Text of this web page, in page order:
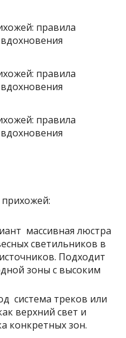
массивная люстра
светильников в
Подходит
зоны с высоким
система треков или
верхний свет и
конкретных зон.